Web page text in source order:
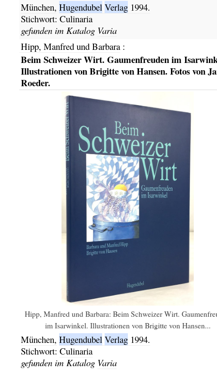
München, Hugendubel Verlag 1994.
Stichwort: Culinaria
gefunden im Katalog Varia
Hipp, Manfred und Barbara:
Beim Schweizer Wirt. Gaumenfreuden im
Illustrationen von Brigitte von Hansen. Fotos von
Roeder.
Hipp, Manfred und Barbara: Beim Schweizer Wirt.
im Isarwinkel. Illustrationen von Brigitte von Hansen...
München, Hugendubel Verlag 1994.
Stichwort: Culinaria
gefunden im Katalog Varia